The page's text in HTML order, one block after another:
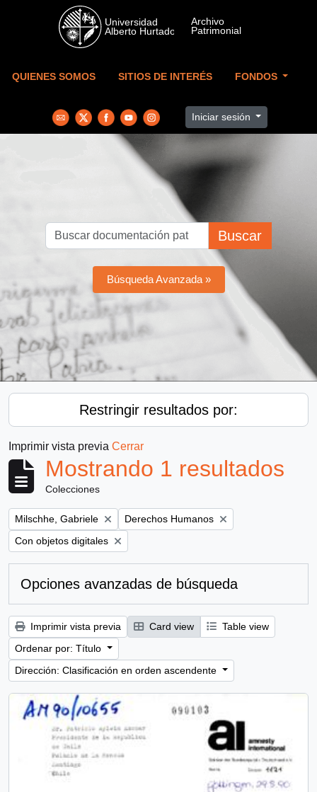
Skip to main content
QUIENES SOMOS SITIOS DE INTERÉS FONDOS
Iniciar sesión
Buscar
Búsqueda Avanzada »
Restringir resultados por:
Imprimir vista previa Cerrar
Mostrando 1 resultados
Colecciones
Remove filter:
Milschhe, Gabriele Remove filter:
Derechos Humanos
Remove filter:
Con objetos digitales
Opciones avanzadas de búsqueda
Imprimir vista previa Card view
Table view
Ordenar por: Título
Dirección: Clasificación en orden ascendente